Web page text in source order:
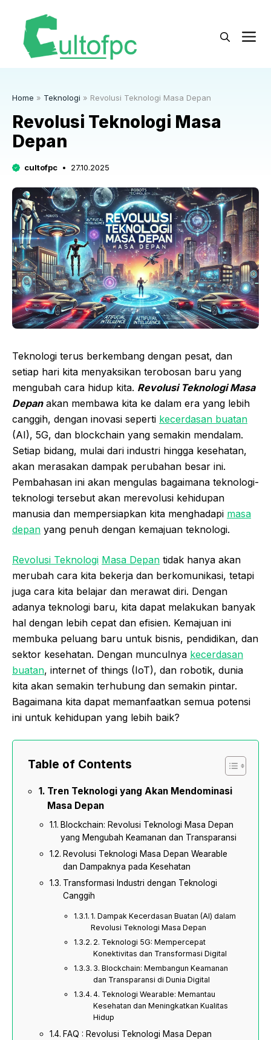
Home » Teknologi » Revolusi Teknologi Masa Depan
Revolusi Teknologi Masa
Depan
cultofpc 27.10.2025
Teknologi terus berkembang dengan pesat, dan
setiap hari kita menyaksikan terobosan baru yang
mengubah cara hidup kita. Revolusi Teknologi Masa
Depanakan membawa kita ke dalam era yang lebih
canggih, dengan inovasi seperti kecerdasan buatan
(AI), 5G, dan blockchain yang semakin mendalam.
Setiap bidang, mulai dari industri hingga kesehatan,
akan merasakan dampak perubahan besar ini.
Pembahasan ini akan mengulas bagaimana teknologi-
teknologi tersebut akan merevolusi kehidupan
manusia dan mempersiapkan kita menghadapi masa
depan yang penuh dengan kemajuan teknologi.
Revolusi Teknologi Masa Depan tidak hanya akan
merubah cara kita bekerja dan berkomunikasi, tetapi
juga cara kita belajar dan merawat diri. Dengan
adanya teknologi baru, kita dapat melakukan banyak
hal dengan lebih cepat dan efisien. Kemajuan ini
membuka peluang baru untuk bisnis, pendidikan, dan
sektor kesehatan. Dengan munculnya kecerdasan
buatan, internet of things (IoT), dan robotik, dunia
kita akan semakin terhubung dan semakin pintar.
Bagaimana kita dapat memanfaatkan semua potensi
ini untuk kehidupan yang lebih baik?
Table of Contents
Tren Teknologi yang Akan Mendominasi
Masa Depan
Blockchain: Revolusi Teknologi Masa Depan
yang Mengubah Keamanan dan Transparansi
Revolusi Teknologi Masa Depan Wearable
dan Dampaknya pada Kesehatan
Transformasi Industri dengan Teknologi
Canggih
1. Dampak Kecerdasan Buatan (AI) dalam
Revolusi Teknologi Masa Depan
2. Teknologi 5G: Mempercepat
Konektivitas dan Transformasi Digital
3. Blockchain: Membangun Keamanan
dan Transparansi di Dunia Digital
4. Teknologi Wearable: Memantau
Kesehatan dan Meningkatkan Kualitas
Hidup
FAQ : Revolusi Teknologi Masa Depan